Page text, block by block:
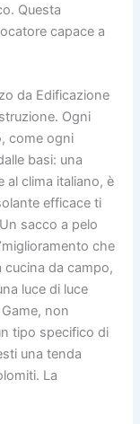
Questa
capace a
da Edificazione
Ogni
come ogni
basi: una
al clima italiano, è
efficace ti
sacco a pelo
che
cucina da campo,
luce di luce
non
tipo specifico di
una tenda
La